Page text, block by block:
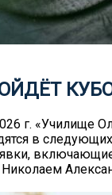
г. «Училище
в